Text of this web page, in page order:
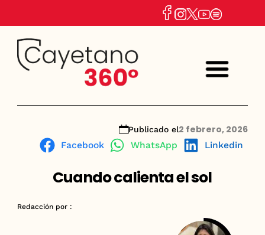
Publicado el2 febrero, 2026
Facebook WhatsApp Linkedin
Cuando calienta el sol
Redacción por :